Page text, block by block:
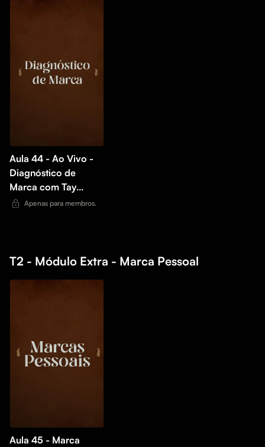
Aula 44 - Ao Vivo -
Diagnóstico de
Marca com Tay
Dantas
Apenas para membros.
T2 - Módulo Extra - Marca Pessoal
Aula 45 - Marca